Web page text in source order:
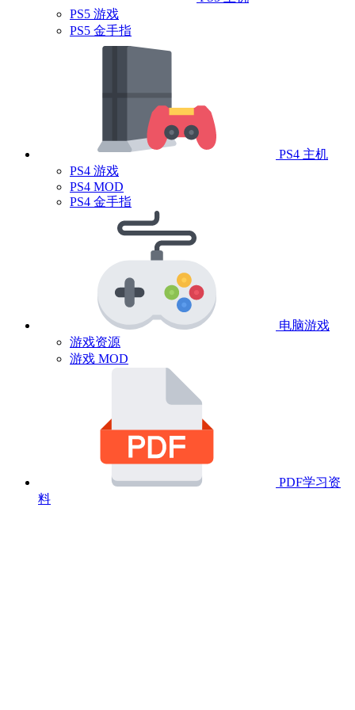
PS5 游戏
PS5 金手指
PS4 主机
PS4 游戏
PS4 MOD
PS4 金手指
电脑游戏
游戏资源
游戏 MOD
PDF学习资
料